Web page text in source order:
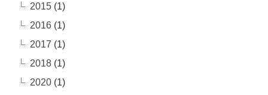
2015(1)
2016(1)
2017 (1)
2018(1)
2020(1)